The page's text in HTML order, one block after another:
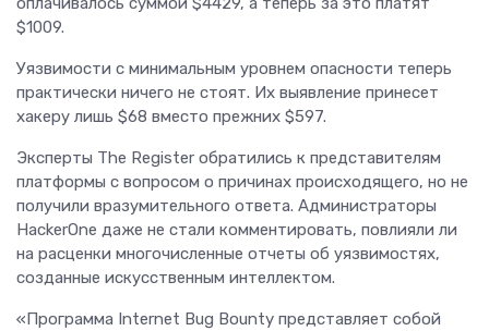
$1009.
Уязвимости с минимальным уровнем опасности теперь
практически ничего не стоят. Их выявление принесет
хакеру лишь $68 вместо прежних $597.
Эксперты The Register обратились к представителям
платформы с вопросом о причинах происходящего, но не
получили вразумительного ответа. Администраторы
HackerOne даже не стали комментировать, повлияли ли
на расценки многочисленные отчеты об уязвимостях,
созданные искусственным интеллектом.
«Программа Internet Bug Bounty представляет собой